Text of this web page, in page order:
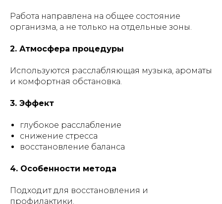
Работа направлена на общее состояние
организма, а не только на отдельные зоны.
2. Атмосфера процедуры
Используются расслабляющая музыка, ароматы
и комфортная обстановка.
3. Эффект
глубокое расслабление
снижение стресса
восстановление баланса
4. Особенности метода
Подходит для восстановления и
профилактики.